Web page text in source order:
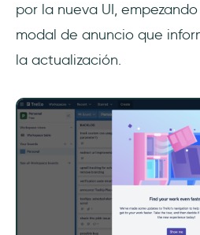
por la nueva UI,
modal de anuncio que
la actualización.